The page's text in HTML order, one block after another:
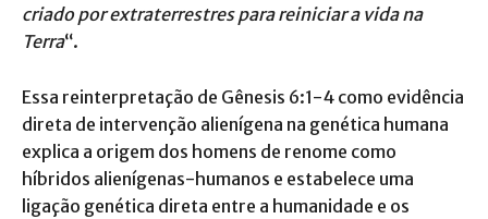
criado por extraterrestres para reiniciar a vida na
Terra“.
Essa reinterpretação de Gênesis 6:1-4 como evidência
direta de intervenção alienígena na genética humana
explica a origem dos homens de renome como
híbridos alienígenas-humanos e estabelece uma
ligação genética direta entre a humanidade e os